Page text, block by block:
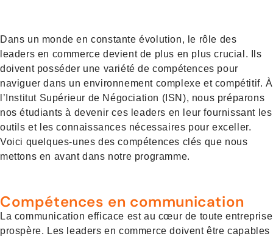
Dans un monde en constante évolution, le rôle des
leaders en commerce devient de plus en plus crucial. Ils
doivent posséder une variété de compétences pour
naviguer dans un environnement complexe et compétitif. À
l’Institut Supérieur de Négociation (ISN), nous préparons
nos étudiants à devenir ces leaders en leur fournissant les
outils et les connaissances nécessaires pour exceller.
Voici quelques-unes des compétences clés que nous
mettons en avant dans notre programme.
Compétences en communication
La communication efficace est au cœur de toute entreprise
prospère. Les leaders en commerce doivent être capables